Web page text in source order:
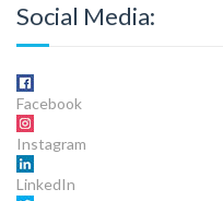
Social Media:
Facebook
Instagram
LinkedIn